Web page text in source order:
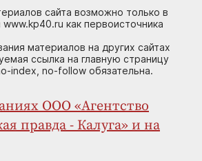
сайта возможно только в
как первоисточника
материалов на других сайтах
ссылка на главную страницу
index, no-follow обязательна.
ООО «Агентство
правда - Калуга» и на